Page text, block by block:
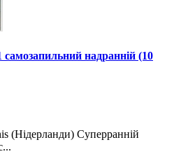
самозапильний надранній (10
(Нідерланди) Суперранній